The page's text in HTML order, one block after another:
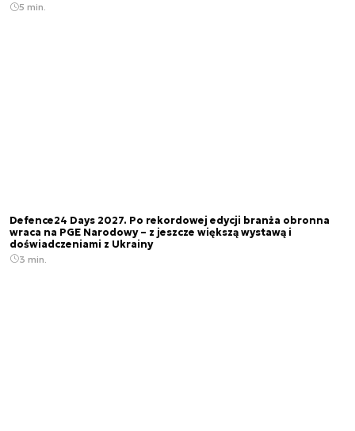
5 min.
Defence24 Days 2027. Po rekordowej edycji branża obronna
wraca na PGE Narodowy – z jeszcze większą wystawą i
doświadczeniami z Ukrainy
3 min.